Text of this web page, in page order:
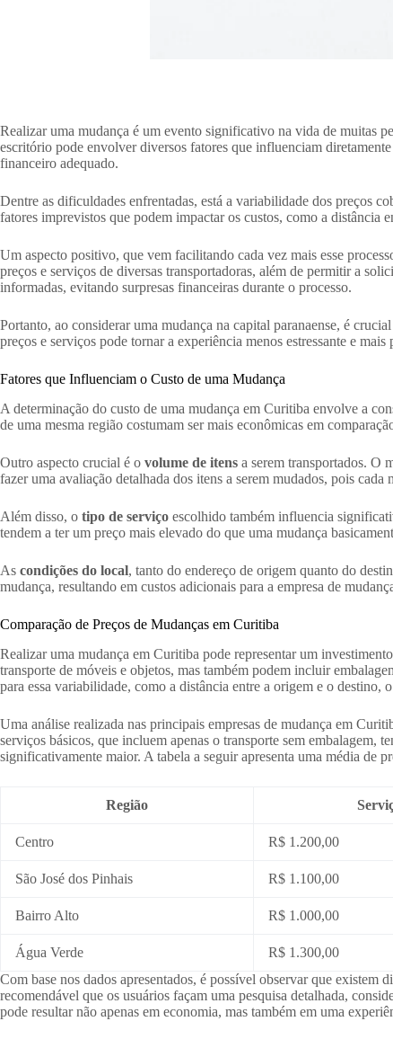
Realizar uma mudança é um evento significativo na vida de muitas
escritório pode envolver diversos fatores que influenciam
financeiro adequado.
Dentre as dificuldades enfrentadas, está a variabilidade dos preços
fatores imprevistos que podem impactar os custos, como a distância
Um aspecto positivo, que vem facilitando cada vez mais esse
preços e serviços de diversas transportadoras, além de permitir a
informadas, evitando surpresas financeiras durante o processo.
Portanto, ao considerar uma mudança na capital paranaense, é
preços e serviços pode tornar a experiência menos estressante e
Fatores que Influenciam o Custo de uma Mudança
A determinação do custo de uma mudança em Curitiba envolve a
de uma mesma região costumam ser mais econômicas em
Outro aspecto crucial é o volume de itens a serem transportados. O
fazer uma avaliação detalhada dos itens a serem mudados, pois
Além disso, o tipo de serviço escolhido também influencia
tendem a ter um preço mais elevado do que uma mudança
As condições do local, tanto do endereço de origem quanto do
mudança, resultando em custos adicionais para a empresa de
Comparação de Preços de Mudanças em Curitiba
Realizar uma mudança em Curitiba pode representar um
transporte de móveis e objetos, mas também podem incluir
para essa variabilidade, como a distância entre a origem e o destino,
Uma análise realizada nas principais empresas de mudança em
serviços básicos, que incluem apenas o transporte sem embalagem,
significativamente maior. A tabela a seguir apresenta uma média de
Região
Centro R$ 1.200,00
São José dos Pinhais R$ 1.100,00
Bairro Alto R$ 1.000,00
Água Verde R$ 1.300,00
Com base nos dados apresentados, é possível observar que existem
recomendável que os usuários façam uma pesquisa detalhada,
pode resultar não apenas em economia, mas também em uma